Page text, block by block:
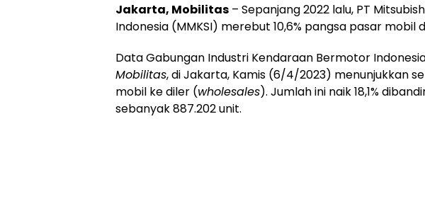
Jakarta, Mobilitas – Sepanjang 2022 lalu, PT
Indonesia (MMKSI) merebut 10,6% pangsa pasar mobil
Data Gabungan Industri Kendaraan Bermotor
Mobilitas, di Jakarta, Kamis (6/4/2023) menunjukkan
mobil ke diler (wholesales). Jumlah ini naik 18,1%
sebanyak 887.202 unit.